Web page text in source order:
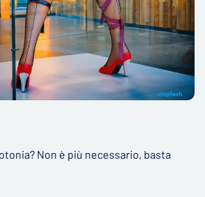
Non è più necessario, basta